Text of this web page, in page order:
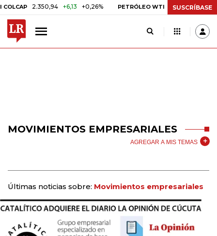
2.350,94 +6,13 +0,26% PETRÓLEO WTI US$ 78,18 US$ 0,17
SUSCRÍBASE
MOVIMIENTOS EMPRESARIALES
AGREGAR A MIS TEMAS
Últimas noticias sobre: Movimientos empresariales